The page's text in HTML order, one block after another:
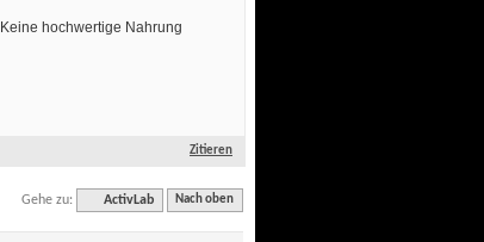
hochwertige Nahrung
Zitieren
Gehe zu: ActivLab Nach oben